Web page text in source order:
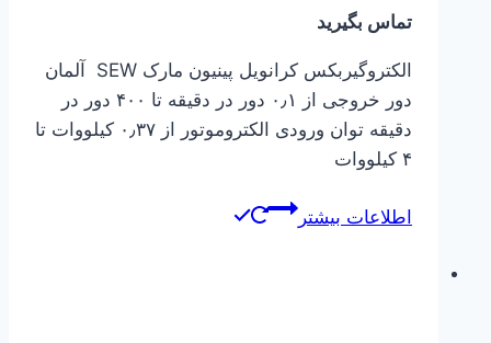
تماس بگیرید
الکتروگیربکس کرانویل پینیون مارک SEW آلمان
دور خروجی از ۰٫۱ دور در دقیقه تا ۴۰۰ دور در
دقیقه توان ورودی الکتروموتور از ۰٫۳۷ کیلووات تا
۴ کیلووات
اطلاعات بیشتر